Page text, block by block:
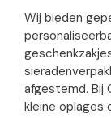
Wij bieden
afgestemd. Bij
kleine